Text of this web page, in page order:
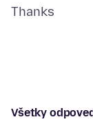
Všetky